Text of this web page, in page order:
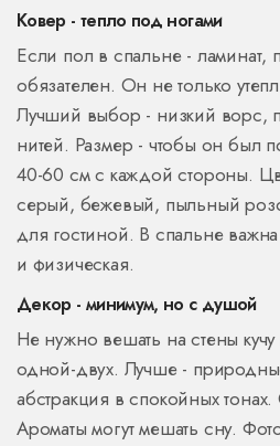
Ковер - тепло под ногами
Если пол в спальне - ламинат,
обязателен. Он не только
Лучший выбор - низкий ворс,
нитей. Размер - чтобы он был
40-60 см с каждой стороны.
серый, бежевый, пыльный
для гостиной. В спальне
и физическая.
Декор - минимум, но с душой
Не нужно вешать на стены
одной-двух. Лучше -
абстракция в спокойных
Ароматы могут мешать сну.